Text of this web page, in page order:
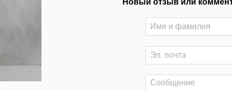
Новый отзыв или